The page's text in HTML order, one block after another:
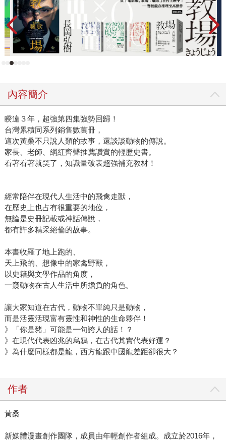
內容簡介
睽違３年，超強第四集強勢回歸！
台灣累積同系列銷售數萬冊，
這次黃桑不只說人類的故事，還談談動物的傳說。
家長、老師、網紅齊聲推薦讚賞的輕歷史書。
看著看著就笑了，知識量破表超強補充教材！
經常陪伴在現代人生活中的飛禽走獸，
在歷史上也占有很重要的地位，
無論是史冊記載或神話傳說，
都有許多精采絕倫的故事。
本書收羅了地上跑的、
天上飛的、想像中的家禽野獸，
以史籍與文學作品的角度，
一窺動物在古人生活中所擔負的角色。
讓大家知道在古代，動物不單純只是動物，
而是活靈活現富有靈性和神性的生命夥伴！
》「你是豬」可能是一句誇人的話！？
》在現代代表凶兆的烏鴉，在古代其實代表好運？
》為什麼同樣都是龍，西方龍跟中國龍差距卻很大？
作者
黃桑
新媒體漫畫創作團隊，成員由年輕創作者組成。成立於2016年，